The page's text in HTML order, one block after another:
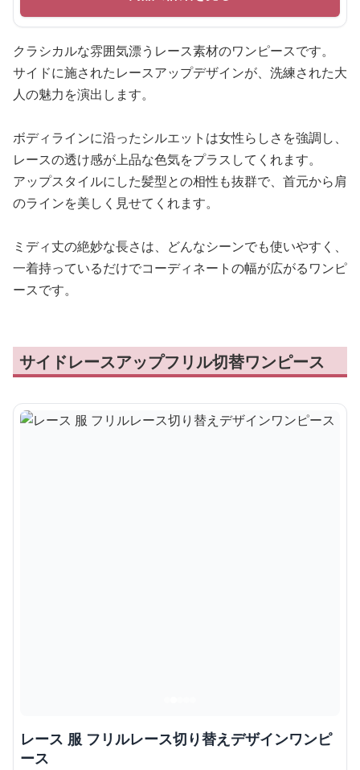
クラシカルな雰囲気漂うレース素材のワンピースです。
サイドに施されたレースアップデザインが、洗練された大
人の魅力を演出します。
ボディラインに沿ったシルエットは女性らしさを強調し、
レースの透け感が上品な色気をプラスしてくれます。
アップスタイルにした髪型との相性も抜群で、首元から肩
のラインを美しく見せてくれます。
ミディ丈の絶妙な長さは、どんなシーンでも使いやすく、
一着持っているだけでコーディネートの幅が広がるワンピ
ースです。
サイドレースアップフリル切替ワンピース
レース 服 フリルレース切り替えデザインワンピ
ース